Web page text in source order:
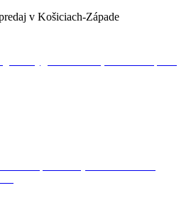
v Košiciach-Západe